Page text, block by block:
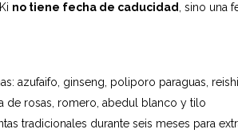
no tiene fecha de caducidad , sino una
azufaifo, ginseng, poliporo paraguas,
de rosas, romero, abedul blanco y tilo
tradicionales durante seis meses para